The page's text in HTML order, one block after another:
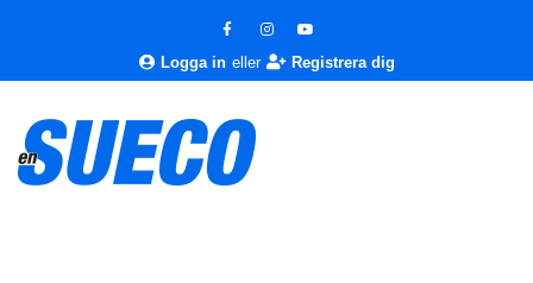
Logga in eller Registrera dig